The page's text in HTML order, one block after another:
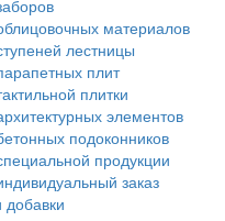
материалов
лестницы
плит
плитки
элементов
подоконников
продукции
заказ